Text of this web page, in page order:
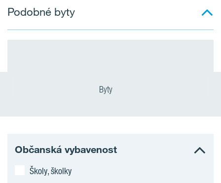
Podobné byty
Byty
Občanská vybavenost
Školy, školky